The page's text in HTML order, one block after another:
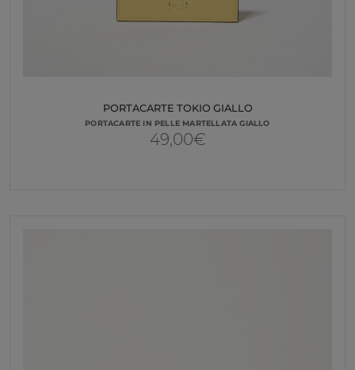
PORTACARTE TOKIO GIALLO
PORTACARTE IN PELLE MARTELLATA GIALLO
49,00€